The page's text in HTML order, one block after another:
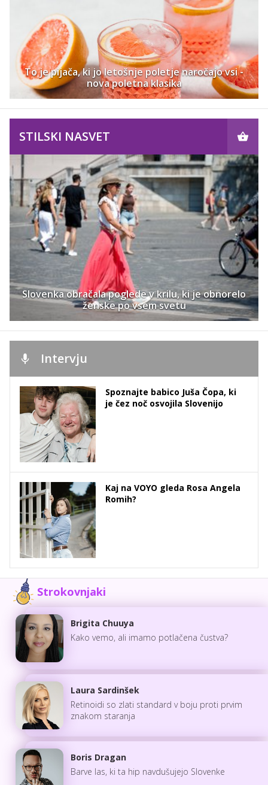
To je pijača, ki jo letošnje poletje naročajo vsi -
nova poletna klasika
STILSKI NASVET
Slovenka obračala poglede v krilu, ki je obnorelo
ženske po vsem svetu
Intervju
Spoznajte babico Juša Čopa, ki
je čez noč osvojila Slovenijo
Kaj na VOYO gleda Rosa Angela
Romih?
Strokovnjaki
Brigita Chuuya
Kako vemo, ali imamo potlačena čustva?
Laura Sardinšek
Retinoidi so zlati standard v boju proti prvim
znakom staranja
Boris Dragan
Barve las, ki ta hip navdušujejo Slovenke